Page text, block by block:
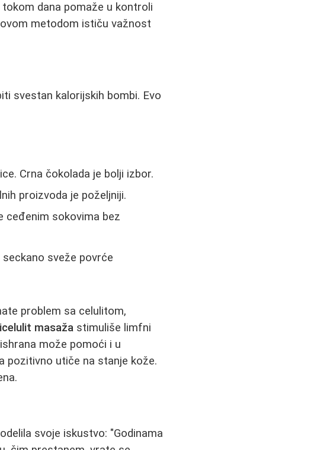
dana pomaže u kontroli
metodom ističu važnost
svestan kalorijskih bombi. Evo
Crna čokolada je bolji izbor.
proizvoda je poželjniji.
ceđenim sokovima bez
sveže povrće
problem sa celulitom,
masaža stimuliše limfni
može pomoći i u
pozitivno utiče na stanje kože.
svoje iskustvo: "Godinama